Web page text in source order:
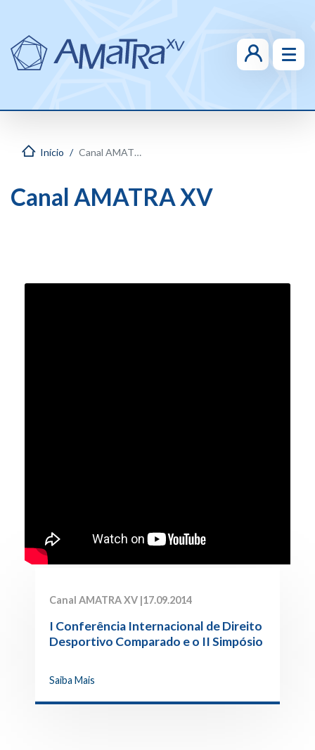
Canal AMATRA XV
Início Canal AMATRA XV
Canal AMATRA XV |17.09.2014
I Conferência Internacional de Direito
Desportivo Comparado e o II Simpósio
Saiba Mais